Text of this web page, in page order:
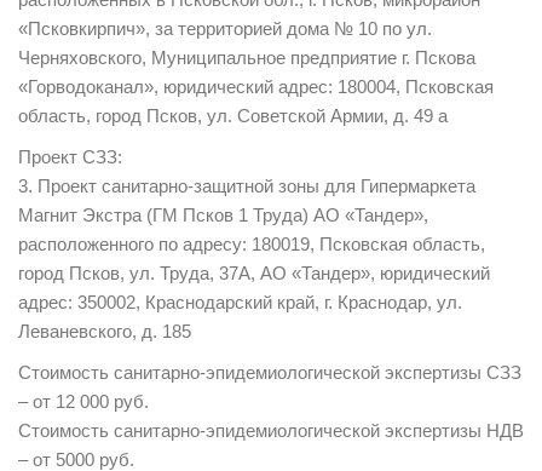
«Псковкирпич», за территорией дома № 10 по ул.
Черняховского, Муниципальное предприятие г. Пскова
«Горводоканал», юридический адрес: 180004, Псковская
область, город Псков, ул. Советской Армии, д. 49 а
Проект СЗЗ:
3. Проект санитарно-защитной зоны для Гипермаркета
Магнит Экстра (ГМ Псков 1 Труда) АО «Тандер»,
расположенного по адресу: 180019, Псковская область,
город Псков, ул. Труда, 37А, АО «Тандер», юридический
адрес: 350002, Краснодарский край, г. Краснодар, ул.
Леваневского, д. 185
Стоимость санитарно-эпидемиологической экспертизы СЗЗ
– от 12 000 руб.
Стоимость санитарно-эпидемиологической экспертизы НДВ
– от 5000 руб.